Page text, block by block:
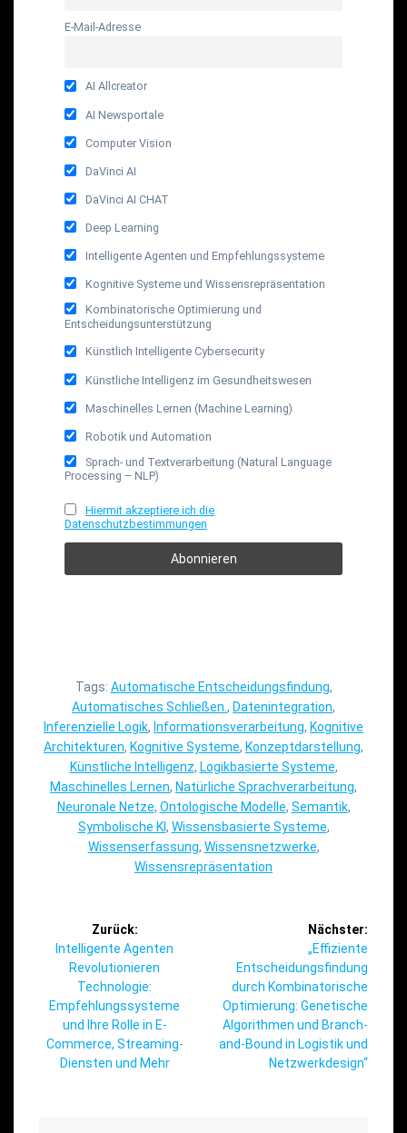
E-Mail-Adresse
AI Allcreator
AI Newsportale
Computer Vision
DaVinci AI
DaVinci AI CHAT
Deep Learning
Intelligente Agenten und Empfehlungssysteme
Kognitive Systeme und Wissensrepräsentation
Kombinatorische Optimierung und
Entscheidungsunterstützung
Künstlich Intelligente Cybersecurity
Künstliche Intelligenz im Gesundheitswesen
Maschinelles Lernen (Machine Learning)
Robotik und Automation
Sprach- und Textverarbeitung (Natural Language
Processing – NLP)
Hiermit akzeptiere ich die
Datenschutzbestimmungen
Tags: Automatische Entscheidungsfindung,
Automatisches Schließen. , Datenintegration,
Inferenzielle Logik, Informationsverarbeitung, Kognitive
Architekturen, Kognitive Systeme, Konzeptdarstellung,
Künstliche Intelligenz, Logikbasierte Systeme,
Maschinelles Lernen, Natürliche Sprachverarbeitung,
Neuronale Netze, Ontologische Modelle, Semantik,
Symbolische KI, Wissensbasierte Systeme,
Wissenserfassung, Wissensnetzwerke,
Wissensrepräsentation
Beitragsnavigation
Zurück:
Vorheriger
Beitrag:
Intelligente Agenten
Revolutionieren
Technologie:
Empfehlungssysteme
und Ihre Rolle in E-
Commerce, Streaming-
Diensten und Mehr
Nächster:
Nächster
Beitrag:
„Effiziente
Entscheidungsfindung
durch Kombinatorische
Optimierung: Genetische
Algorithmen und Branch-
and-Bound in Logistik und
Netzwerkdesign“